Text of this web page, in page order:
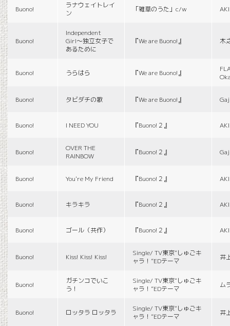
Buono!
ラナウェイトレイ
ン
「雑草のうた」c/w
Buono!
Independent
Girl〜独立女子で
あるために
『We are Buono!』 木
Buono! うらはら 『We are Buono!』
Buono! タビダチの歌 『We are Buono!』
Buono! I NEED YOU 『Buono!２』
Buono!
OVER THE
RAINBOW
『Buono!２』
Buono! You're My Friend 『Buono!２』
Buono! キラキラ 『Buono!２』
Buono! ゴール（共作） 『Buono!２』
Buono! Kiss! Kiss! Kiss!
Single/ TV東京“しゅごキ
ャラ！”EDテーマ
井
Buono!
ガチンコでいこ
う！
Single/ TV東京“しゅごキ
ャラ！”EDテーマ
ム
Buono! ロッタラ ロッタラ
Single/ TV東京“しゅごキ
ャラ！”EDテーマ
井